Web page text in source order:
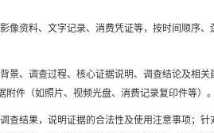
资料、文字记录、消费凭证等，按时间顺序
、调查过程、核心证据说明、调查结论及相
件（如照片、视频光盘、消费记录复印件等）。
结果，说明证据的合法性及使用注意事项；